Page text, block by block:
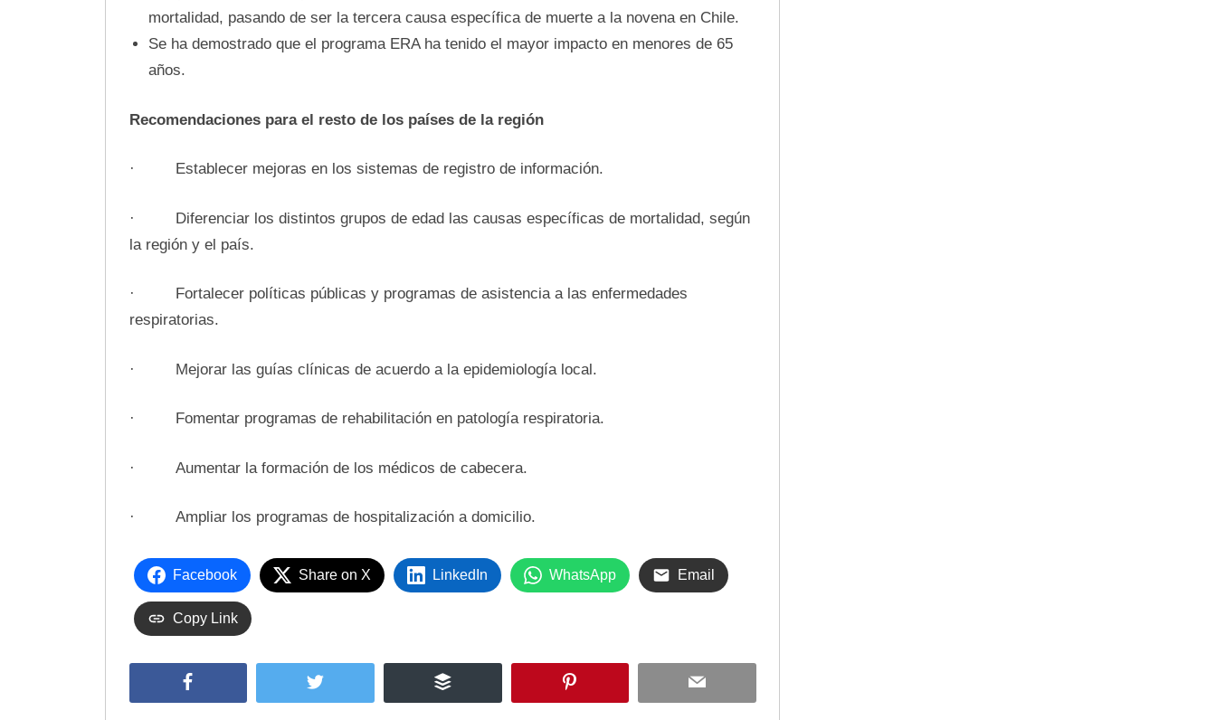
mortalidad, pasando de ser la tercera causa específica de muerte a la novena en Chile.
Se ha demostrado que el programa ERA ha tenido el mayor impacto en menores de 65
años.
Recomendaciones para el resto de los países de la región
· Establecer mejoras en los sistemas de registro de información.
· Diferenciar los distintos grupos de edad las causas específicas de mortalidad, según
la región y el país.
· Fortalecer políticas públicas y programas de asistencia a las enfermedades
respiratorias.
· Mejorar las guías clínicas de acuerdo a la epidemiología local.
· Fomentar programas de rehabilitación en patología respiratoria.
· Aumentar la formación de los médicos de cabecera.
· Ampliar los programas de hospitalización a domicilio.
Facebook Share on X LinkedIn WhatsApp Email
Copy Link
Twitter Buffer Email